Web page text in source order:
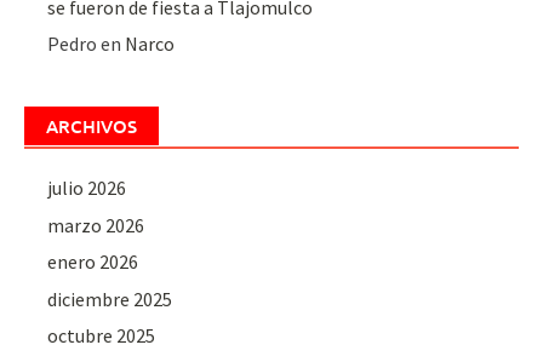
se fueron de fiesta a Tlajomulco
Pedro en Narco
ARCHIVOS
julio 2026
marzo 2026
enero 2026
diciembre 2025
octubre 2025